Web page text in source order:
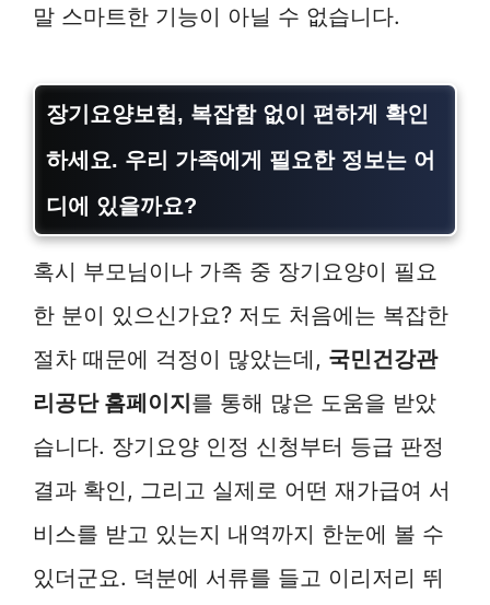
말 스마트한 기능이 아닐 수 없습니다.
장기요양보험, 복잡함 없이 편하게 확인
하세요. 우리 가족에게 필요한 정보는 어
디에 있을까요?
혹시 부모님이나 가족 중 장기요양이 필요
한 분이 있으신가요? 저도 처음에는 복잡한
절차 때문에 걱정이 많았는데, 국민건강관
리공단 홈페이지를 통해 많은 도움을 받았
습니다. 장기요양 인정 신청부터 등급 판정
결과 확인, 그리고 실제로 어떤 재가급여 서
비스를 받고 있는지 내역까지 한눈에 볼 수
있더군요. 덕분에 서류를 들고 이리저리 뛰